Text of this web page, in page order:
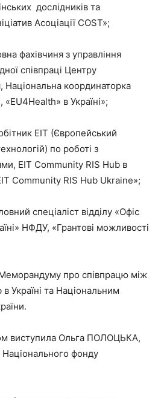
дослідників та
Асоціації COST»;
фахівчиня з управління
співпраці Центру
Національна координаторка
в Україні»;
EIT (Європейський
по роботі з
EIT Community RIS Hub в
Community RIS Hub Ukraine»;
спеціаліст відділу «Офіс
НФДУ, «Грантові можливості
Меморандуму про співпрацю між
Україні та Національним
виступила Ольга ПОЛОЦЬКА,
фонду